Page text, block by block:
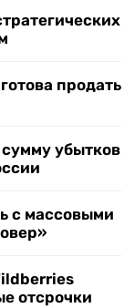
продать
убытков
с массовыми
отсрочки